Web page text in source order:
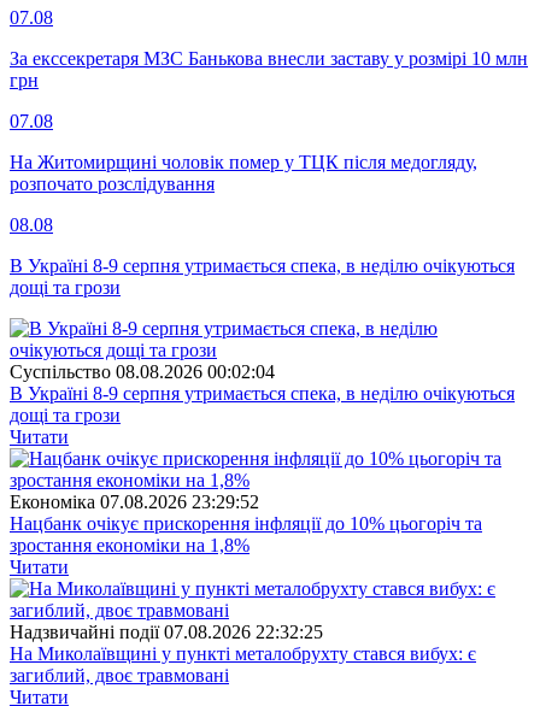
07.08
За екссекретаря МЗС Банькова внесли заставу у розмірі 10 млн
грн
07.08
На Житомирщині чоловік помер у ТЦК після медогляду,
розпочато розслідування
08.08
В Україні 8-9 серпня утримається спека, в неділю очікуються
дощі та грози
Суспiльство 08.08.2026 00:02:04
В Україні 8-9 серпня утримається спека, в неділю очікуються
дощі та грози
Читати
Економіка 07.08.2026 23:29:52
Нацбанк очікує прискорення інфляції до 10% цьогоріч та
зростання економіки на 1,8%
Читати
Надзвичайні події 07.08.2026 22:32:25
На Миколаївщині у пункті металобрухту стався вибух: є
загиблий, двоє травмовані
Читати